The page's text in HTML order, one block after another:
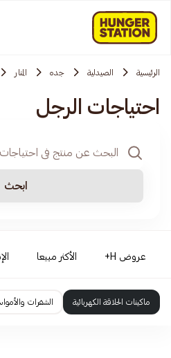
الرئيسية الصيدلية جده المنار
احتياجات الرجل
ابحث
عروض H+ الأكثر مبيعا
ماكينات الحلاقة الكهربائية الشفرات